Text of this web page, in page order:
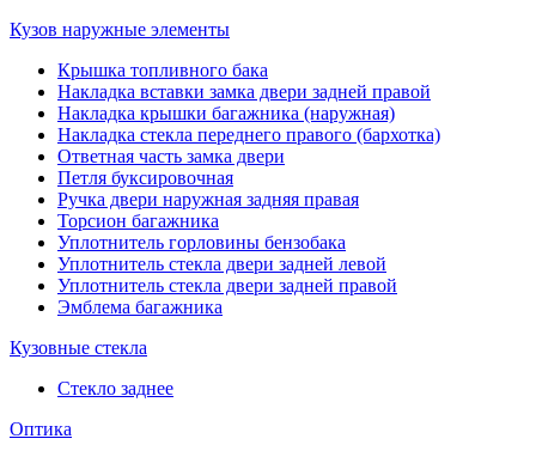
Кузов наружные элементы
Крышка топливного бака
Накладка вставки замка двери задней правой
Накладка крышки багажника (наружная)
Накладка стекла переднего правого (бархотка)
Ответная часть замка двери
Петля буксировочная
Ручка двери наружная задняя правая
Торсион багажника
Уплотнитель горловины бензобака
Уплотнитель стекла двери задней левой
Уплотнитель стекла двери задней правой
Эмблема багажника
Кузовные стекла
Стекло заднее
Оптика